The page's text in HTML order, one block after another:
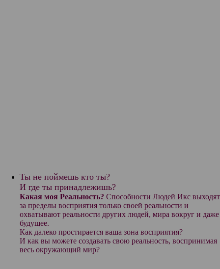
Ты не поймешь кто ты?
И где ты принадлежишь?
Какая моя Реальность? Способности Людей Икс выходят
за пределы восприятия только своей реальности и
охватывают реальности других людей, мира вокруг и даже
будущее.
Как далеко простирается ваша зона восприятия?
И как вы можете создавать свою реальность, воспринимая
весь окружающий мир?